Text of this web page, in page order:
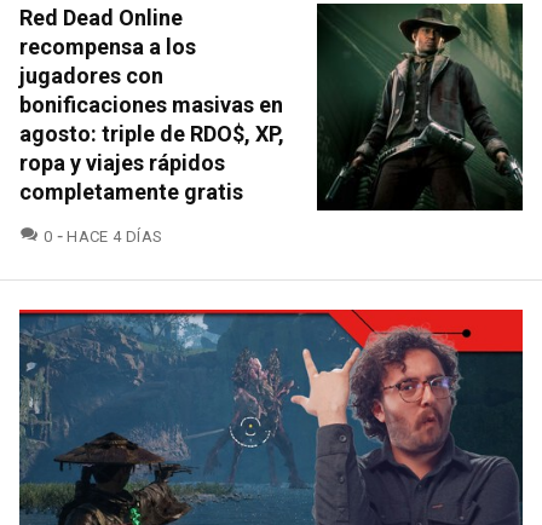
Red Dead Online
recompensa a los
jugadores con
bonificaciones masivas en
agosto: triple de RDO$, XP,
ropa y viajes rápidos
completamente gratis
0 COMENTARIOS
HACE 4 DÍAS